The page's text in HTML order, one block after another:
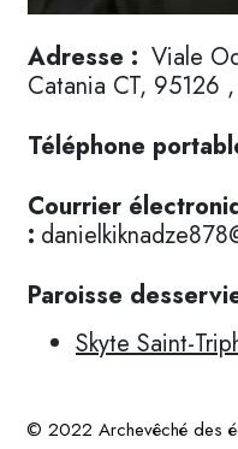
Adresse : Viale
Catania CT, 95126
Téléphone
Courrier
:
Paroisse
Skyte Saint-
© 2022 Archevêché des